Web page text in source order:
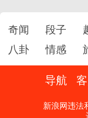
奇闻 段子
八卦
情感
导航
新浪网违法